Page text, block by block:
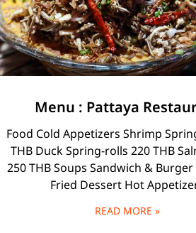
Menu : Pattaya
Food Cold Appetizers Shrimp
THB Duck Spring-rolls 220 THB
250 THB Soups Sandwich & Burger
Fried Dessert Hot
READ MORE »